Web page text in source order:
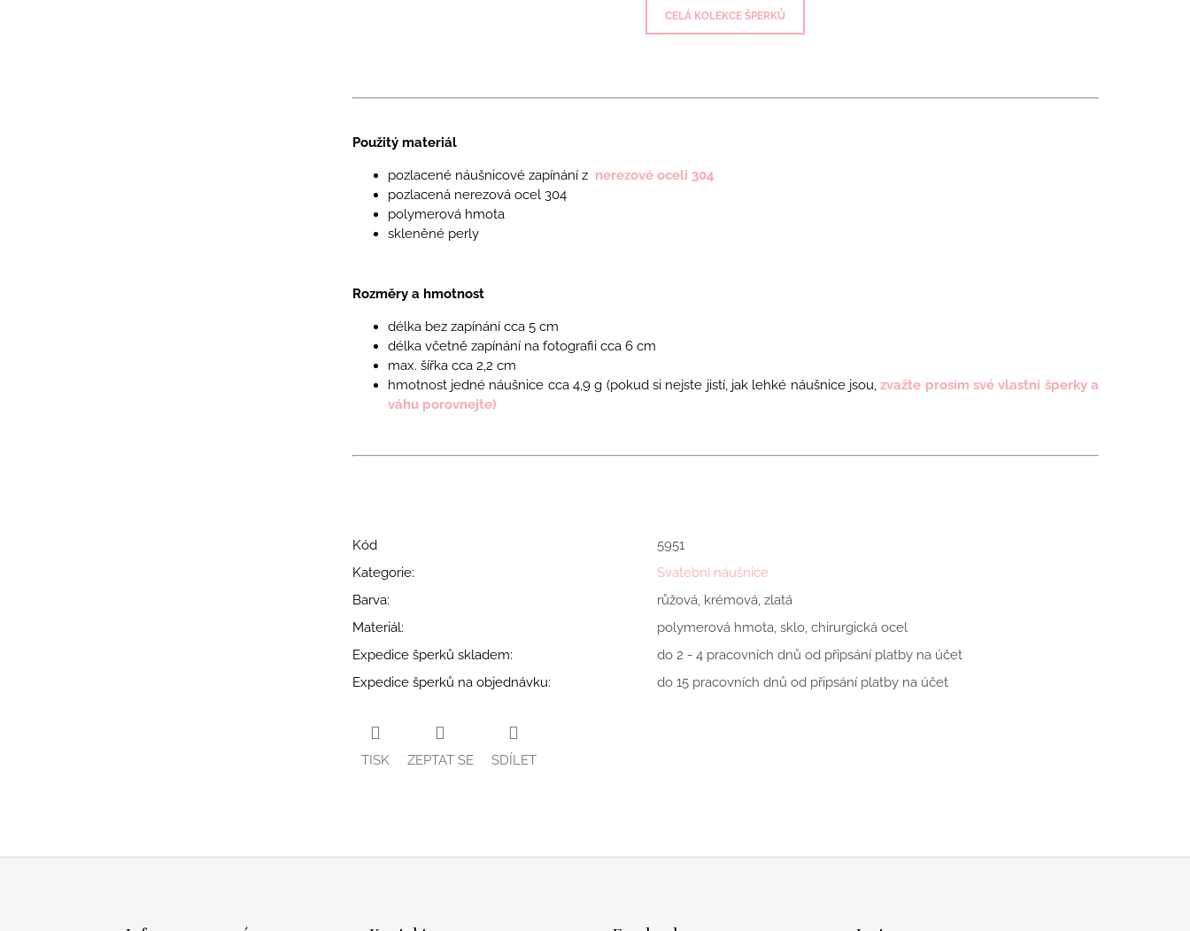
CELÁ KOLEKCE ŠPERKŮ
Použitý materiál
pozlacené náušnicové zapínání z nerezové oceli 304
pozlacená nerezová ocel 304
polymerová hmota
skleněné perly
Rozměry a hmotnost
délka bez zapínání cca 5 cm
délka včetně zapínání na fotografii cca 6 cm
max. šířka cca 2,2 cm
hmotnost jedné náušnice cca 4,9 g (pokud si nejste jistí, jak lehké náušnice jsou,zvažte prosím své vlastní šperky a
váhu porovnejte)
Kód
5951
Kategorie:
Svatební náušnice
Barva:
růžová, krémová, zlatá
Materiál:
polymerová hmota, sklo, chirurgická ocel
Expedice šperků skladem:
do 2 - 4 pracovních dnů od připsání platby na účet
Expedice šperků na objednávku: do 15 pracovních dnů od připsání platby na účet
TISK ZEPTAT SE SDÍLET